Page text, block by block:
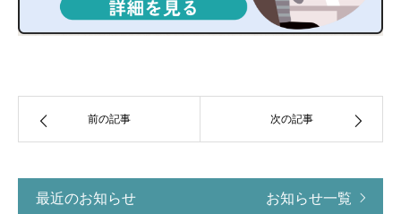
前の記事 次の記事
最近のお知らせ お知らせ一覧